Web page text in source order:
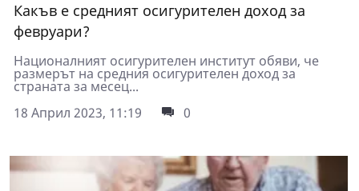
Какъв е средният осигурителен доход за
февруари?
Националният осигурителен институт обяви, че
размерът на средния осигурителен доход за
страната за месец...
18 Април 2023, 11:19
0